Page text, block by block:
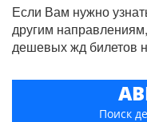
Если Вам нужно
другим
дешевых жд билетов
Поиск